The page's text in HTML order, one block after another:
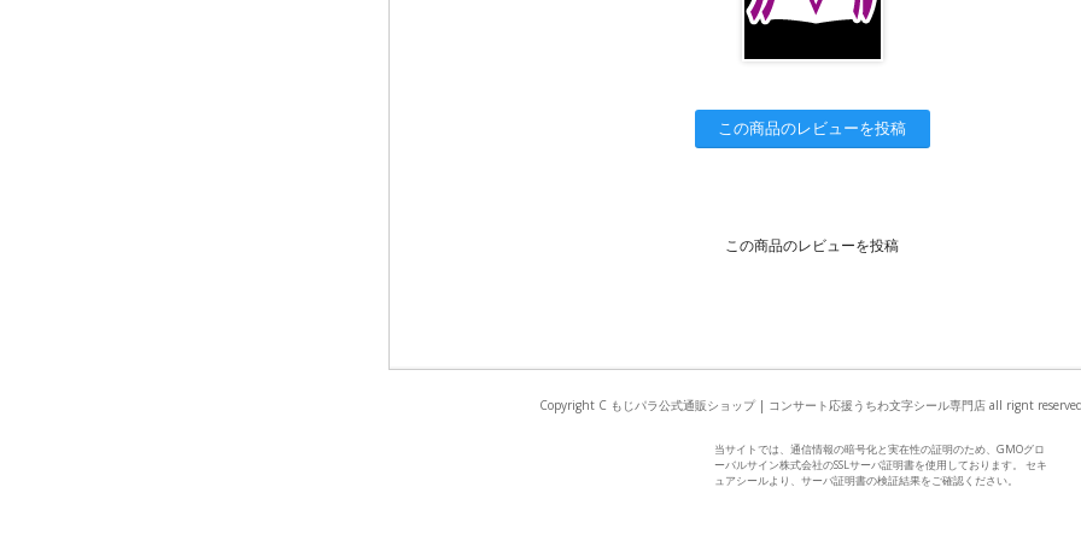
この商品のレビューを投稿
この商品のレビューを投稿
Copyright C もじパラ公式通販ショップ | コンサート応援うちわ文字シール専門店 all rignt
当サイトでは、通信情報の暗号化と実在性の証明のため、GMOグロ
ーバルサイン株式会社のSSLサーバ証明書を使用しております。 セキ
ュアシールより、サーバ証明書の検証結果をご確認ください。